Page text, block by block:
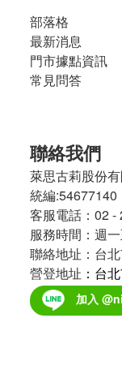
部落格
最新消息
門市據點資訊
常見問答
聯絡我們
萊思古莉股份
統編:54677140
客服電話：02 -
服務時間：週
聯絡地址：台
營登地址 ：台
加入